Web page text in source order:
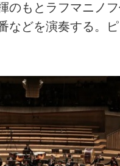
のもとラフマニノ
などを演奏する。